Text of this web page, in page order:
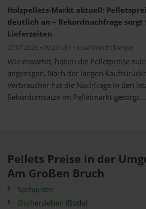
Holzpellets-Markt aktuell:
deutlich an – Rekordnachfrage
Lieferzeiten
27.07.2026 • 09:23 Uhr • Josef Weichslberger
Wie erwartet, haben die Pelletpreise
angezogen. Nach der langen
Verbraucher hat die Nachfrage in den
Rekordumsätze im Pelletmarkt gesorgt....
Pellets Preise in der
Am Großen Bruch
Seehausen
Oschersleben (Bode)